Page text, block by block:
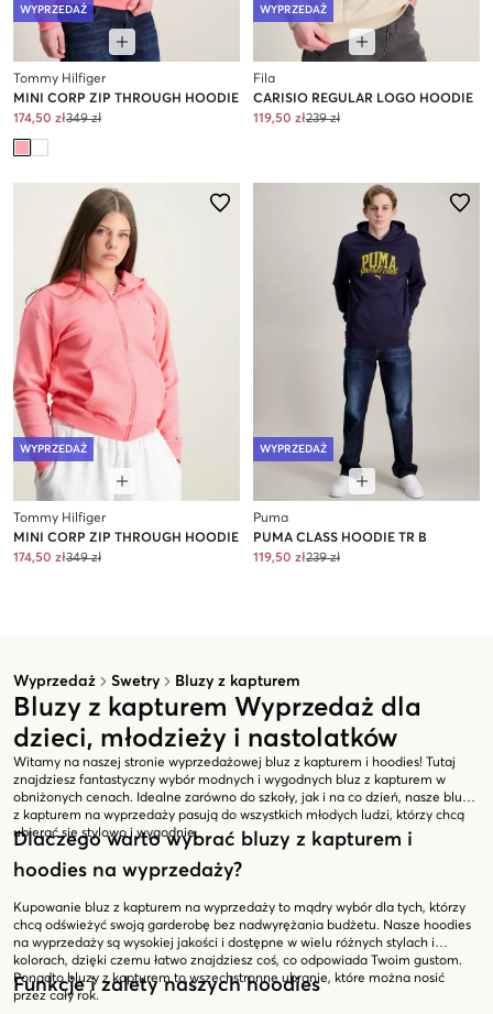
Wyprzedaż Swetry Bluzy z kapturem
Bluzy z kapturem Wyprzedaż dla
dzieci, młodzieży i nastolatków
Witamy na naszej stronie wyprzedażowej bluz z kapturem i hoodies! Tutaj
znajdziesz fantastyczny wybór modnych i wygodnych bluz z kapturem w
obniżonych cenach. Idealne zarówno do szkoły, jak i na co dzień, nasze bluzy
z kapturem na wyprzedaży pasują do wszystkich młodych ludzi, którzy chcą
ubierać się stylowo i wygodnie.
Dlaczego warto wybrać bluzy z kapturem i
hoodies na wyprzedaży?
Kupowanie bluz z kapturem na wyprzedaży to mądry wybór dla tych, którzy
chcą odświeżyć swoją garderobę bez nadwyrężania budżetu. Nasze hoodies
na wyprzedaży są wysokiej jakości i dostępne w wielu różnych stylach i
kolorach, dzięki czemu łatwo znajdziesz coś, co odpowiada Twoim gustom.
Ponadto bluzy z kapturem to wszechstronne ubranie, które można nosić
przez cały rok.
Funkcje i zalety naszych hoodies
WYPRZEDAŻ
Tommy Hilfiger
MINI CORP ZIP THROUGH HOODIE
174,50 zł349 zł
WYPRZEDAŻ
Fila
CARISIO REGULAR LOGO HOODIE
119,50 zł239 zł
WYPRZEDAŻ
Tommy Hilfiger
MINI CORP ZIP THROUGH HOODIE
174,50 zł349 zł
WYPRZEDAŻ
Puma
PUMA CLASS HOODIE TR B
119,50 zł239 zł